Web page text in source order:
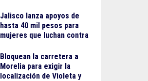
Jalisco lanza apoyos de
hasta 40 mil pesos para
mujeres que luchan contra
Bloquean la carretera a
Morelia para exigir la
localización de Violeta y